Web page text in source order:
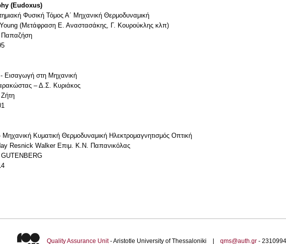
(Eudoxus)
Φυσική Τόμος Α΄ Μηχανική Θερμοδυναμική
(Μετάφραση Ε. Αναστασάκης, Γ. Κουρούκλης κλπ)
Παπαζήση
Εισαγωγή στη Μηχανική
– Δ.Σ. Κυριάκος
Κυματική Θερμοδυναμική Ηλεκτρομαγνητισμός Οπτική
Resnick Walker Επιμ. Κ.Ν. Παπανικόλας
GUTENBERG
Quality Assurance Unit- Aristotle University of Thessaloniki | qms@auth.gr-